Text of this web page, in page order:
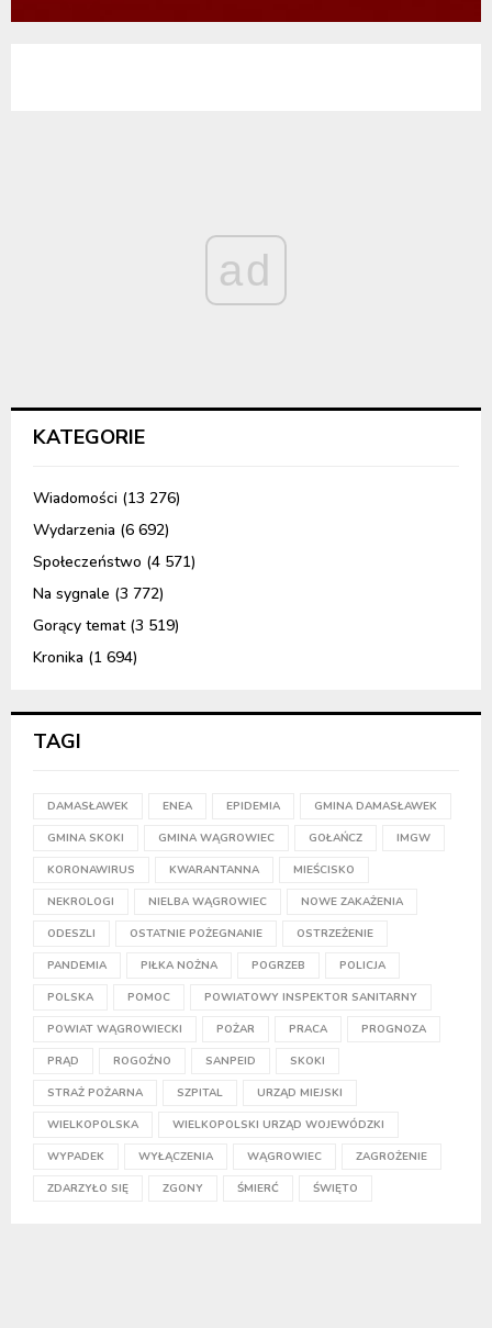
ad
KATEGORIE
Wiadomości (13 276)
Wydarzenia (6 692)
Społeczeństwo (4 571)
Na sygnale (3 772)
Gorący temat(3 519)
Kronika (1 694)
TAGI
DAMASŁAWEK ENEA EPIDEMIA GMINA DAMASŁAWEK
GMINA SKOKI GMINA WĄGROWIEC GOŁAŃCZ IMGW
KORONAWIRUS KWARANTANNA MIEŚCISKO
NEKROLOGI NIELBA WĄGROWIEC NOWE ZAKAŻENIA
ODESZLI OSTATNIE POŻEGNANIE OSTRZEŻENIE
PANDEMIA PIŁKA NOŻNA POGRZEB POLICJA
POLSKA POMOC POWIATOWY INSPEKTOR SANITARNY
POWIAT WĄGROWIECKI POŻAR PRACA PROGNOZA
PRĄD ROGOŹNO SANPEID SKOKI
STRAŻ POŻARNA SZPITAL URZĄD MIEJSKI
WIELKOPOLSKA WIELKOPOLSKI URZĄD WOJEWÓDZKI
WYPADEK WYŁĄCZENIA WĄGROWIEC ZAGROŻENIE
ZDARZYŁO SIĘ ZGONY ŚMIERĆ ŚWIĘTO